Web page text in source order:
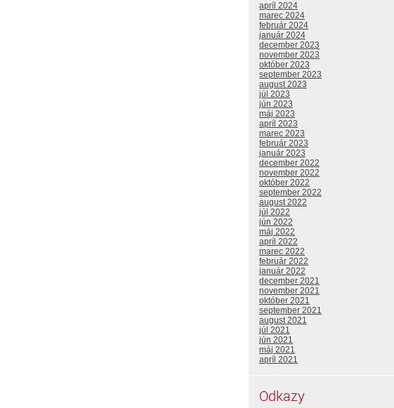
apríl 2024
marec 2024
február 2024
január 2024
december 2023
november 2023
október 2023
september 2023
august 2023
júl 2023
jún 2023
máj 2023
apríl 2023
marec 2023
február 2023
január 2023
december 2022
november 2022
október 2022
september 2022
august 2022
júl 2022
jún 2022
máj 2022
apríl 2022
marec 2022
február 2022
január 2022
december 2021
november 2021
október 2021
september 2021
august 2021
júl 2021
jún 2021
máj 2021
apríl 2021
Odkazy